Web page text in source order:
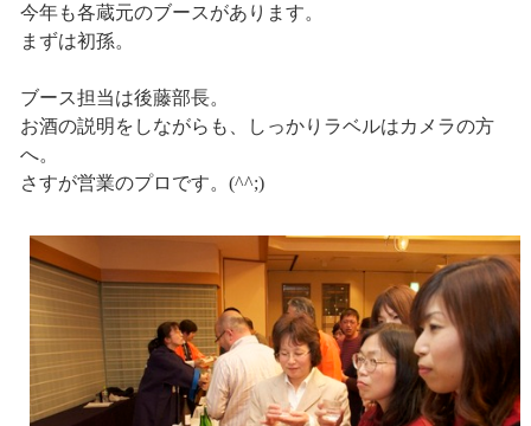
今年も各蔵元のブースがあります。
まずは初孫。
ブース担当は後藤部長。
お酒の説明をしながらも、しっかりラベルはカメラの方
へ。
さすが営業のプロです。(^^;)